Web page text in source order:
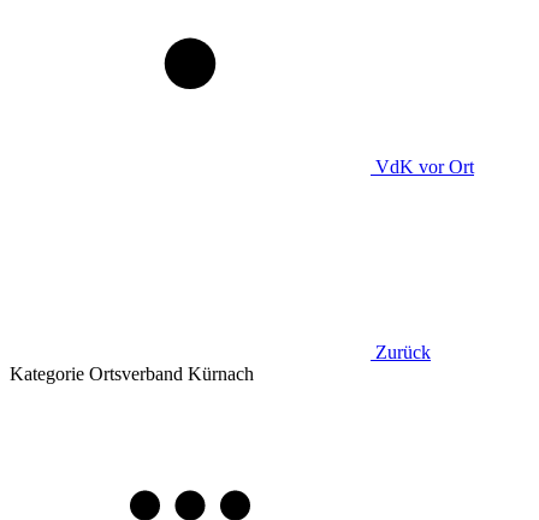
VdK vor Ort
Zurück
Kategorie Ortsverband Kürnach